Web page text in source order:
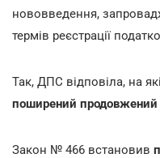
нововведення,
термів реєстрації
Так, ДПС відповіла, на
поширений продовжений
Закон № 466 встановив